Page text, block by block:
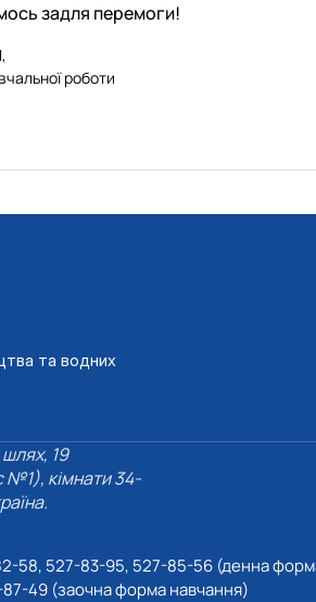
задля перемоги!
роботи
та водних
шлях, 19
№1), кімнати 34-
58, 527-83-95, 527-85-56 (денна
49 (заочна форма навчання)